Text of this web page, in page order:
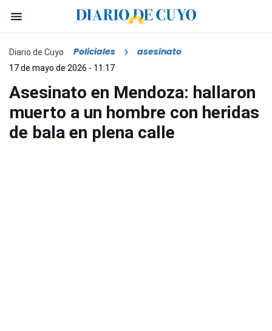
Diario de Cuyo Policiales asesinato
17 de mayo de 2026 - 11:17
Asesinato en Mendoza: hallaron
muerto a un hombre con heridas
de bala en plena calle